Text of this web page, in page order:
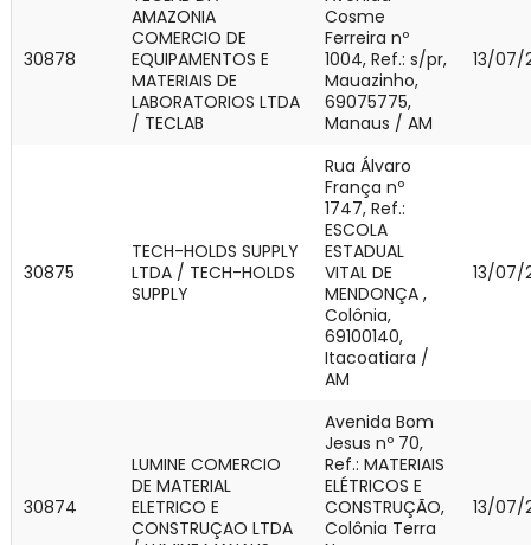
30878
AMAZONIA
COMERCIO DE
EQUIPAMENTOS E
MATERIAIS DE
LABORATORIOS LTDA
/ TECLAB
Cosme
Ferreira nº
1004, Ref.: s/pr,
Mauazinho,
69075775,
Manaus / AM
13/07/
30875
TECH-HOLDS SUPPLY
LTDA / TECH-HOLDS
SUPPLY
Rua Álvaro
França nº
1747, Ref.:
ESCOLA
ESTADUAL
VITAL DE
MENDONÇA ,
Colônia,
69100140,
Itacoatiara /
AM
13/07/
30874
LUMINE COMERCIO
DE MATERIAL
ELETRICO E
CONSTRUÇAO LTDA
Avenida Bom
Jesus nº 70,
Ref.: MATERIAIS
ELÉTRICOS E
CONSTRUÇÃO,
Colônia Terra
13/07/